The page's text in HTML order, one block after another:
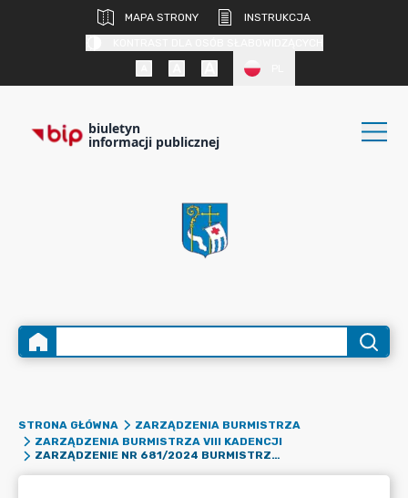
MAPA STRONY
INSTRUKCJA
biuletyn
informacji publicznej
STRONA GŁÓWNA
ZARZĄDZENIA BURMISTRZA
ZARZĄDZENIA BURMISTRZA VIII KADENCJI
ZARZĄDZENIE NR 681/2024 BURMISTRZA MIASTA PUŁTUSK Z DNIA 2 STYCZNIA 2024 R. W SPRAWIE ZACIĄGNIĘCIA KREDYTU KRÓTKOTERMINOWEGO